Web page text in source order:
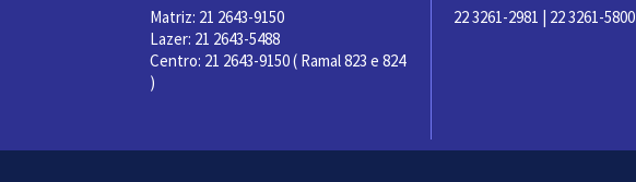
Matriz: 21 2643-9150
Lazer: 21 2643-5488
Centro: 21 2643-9150 ( Ramal 823 e 824
)
22 3261-2981 | 22 3261-5800